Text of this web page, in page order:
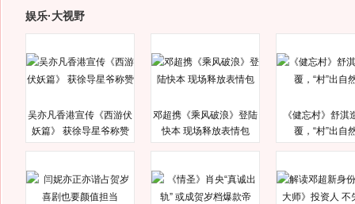
娱乐·大视野
吴亦凡香港宣传《西游伏
妖篇》 获徐导星爷称赞
邓超携《乘风破浪》登陆
快本 现场释放表情包
《健忘村》舒淇
覆，“村”出自